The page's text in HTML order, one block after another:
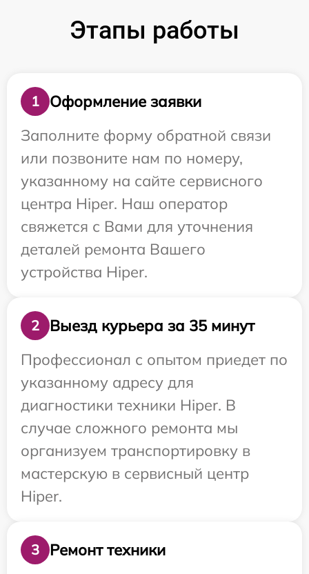
Этапы работы
1
Оформление заявки
Заполните форму обратной связи
или позвоните нам по номеру,
указанному на сайте сервисного
центра Hiper. Наш оператор
свяжется с Вами для уточнения
деталей ремонта Вашего
устройства Hiper.
2
Выезд курьера за 35 минут
Профессионал с опытом приедет по
указанному адресу для
диагностики техники Hiper. В
случае сложного ремонта мы
организуем транспортировку в
мастерскую в сервисный центр
Hiper.
3 Ремонт техники